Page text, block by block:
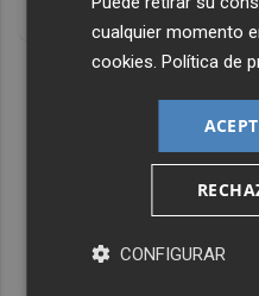
antes, pero mejor!
cualquier momento
cookies.Política de
CONFIGURAR